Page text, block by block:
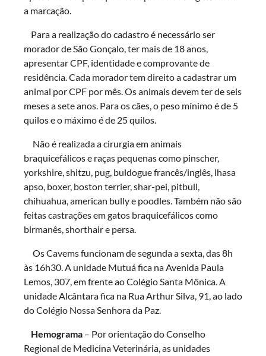
a marcação.
Para a realização do cadastro é necessário ser
morador de São Gonçalo, ter mais de 18 anos,
apresentar CPF, identidade e comprovante de
residência. Cada morador tem direito a cadastrar um
animal por CPF por mês. Os animais devem ter de seis
meses a sete anos. Para os cães, o peso mínimo é de 5
quilos e o máximo é de 25 quilos.
Não é realizada a cirurgia em animais
braquicefálicos e raças pequenas como pinscher,
yorkshire, shitzu, pug, buldogue francês/inglês, lhasa
apso, boxer, boston terrier, shar-pei, pitbull,
chihuahua, american bully e poodles. Também não são
feitas castrações em gatos braquicefálicos como
birmanês, shorthair e persa.
Os Cavems funcionam de segunda a sexta, das 8h
às 16h30. A unidade Mutuá fica na Avenida Paula
Lemos, 307, em frente ao Colégio Santa Mônica. A
unidade Alcântara fica na Rua Arthur Silva, 91, ao lado
do Colégio Nossa Senhora da Paz.
Hemograma – Por orientação do Conselho
Regional de Medicina Veterinária, as unidades